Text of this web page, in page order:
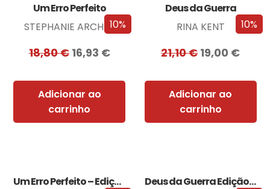
10%
Um Erro Perfeito
STEPHANIE ARCHER
18,80€ 16,93 €
Adicionar ao
carrinho
10%
Deus da Guerra
RINA KENT
21,10€19,00 €
Adicionar ao
carrinho
Um Erro Perfeito – Edição com EDGES
Deus da Guerra Edição com EDGES